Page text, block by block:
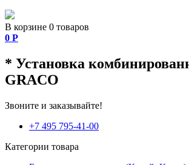
В корзине 0 товаров
0 Р
* Установка
GRACO
Звоните и заказывайте!
+7 495 795-41-00
Категории товара